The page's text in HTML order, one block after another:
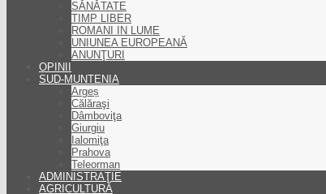
SĂNĂTATE
TIMP LIBER
ROMANI IN LUME
UNIUNEA EUROPEANĂ
ANUNŢURI
OPINII
SUD-MUNTENIA
Argeș
Călăraşi
Dâmboviţa
Giurgiu
Ialomiţa
Prahova
Teleorman
ADMINISTRAŢIE
AGRICULTURĂ